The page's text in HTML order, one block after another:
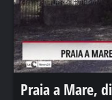
Praia a Mare,